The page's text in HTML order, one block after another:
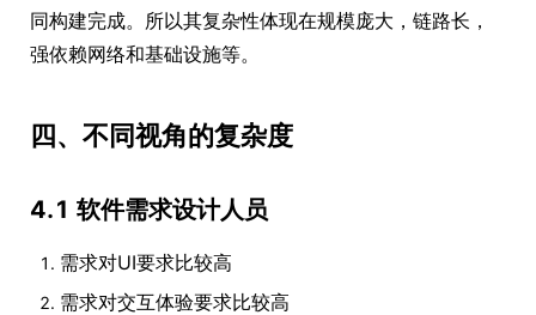
同构建完成。所以其复杂性体现在规模庞大，链路长，
强依赖网络和基础设施等。
四、不同视角的复杂度
4.1 软件需求设计人员
需求对UI要求比较高
需求对交互体验要求比较高